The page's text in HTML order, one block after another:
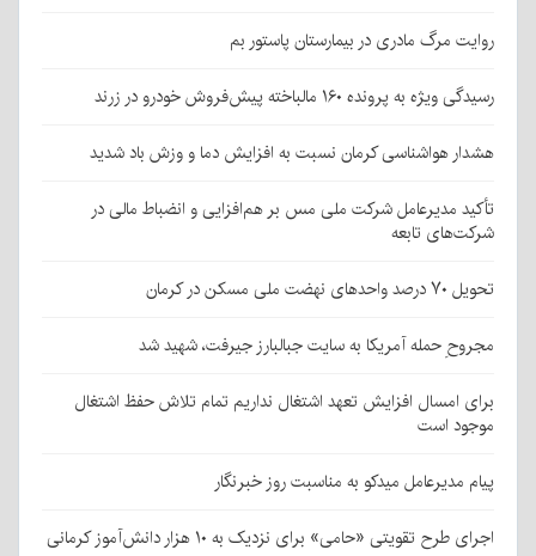
روایت مرگ مادری در بیمارستان پاستور بم
رسیدگی ویژه به پرونده ۱۶۰ مالباخته پیش‌فروش خودرو در زرند
هشدار هواشناسی کرمان نسبت به افزایش دما و وزش باد شدید
تأکید مدیرعامل شرکت ملی مس بر هم‌افزایی و انضباط مالی در
شرکت‌های تابعه
تحویل ۷۰ درصد واحدهای نهضت ملی مسکن در کرمان
مجروحِ حمله آمریکا به سایت جبالبارز جیرفت، شهید شد
برای امسال افزایش تعهد اشتغال نداریم تمام تلاش حفظ اشتغال
موجود است
پیام مدیرعامل میدکو به مناسبت روز خبرنگار
اجرای طرح تقویتی «حامی» برای نزدیک به ۱۰ هزار دانش‌آموز کرمانی